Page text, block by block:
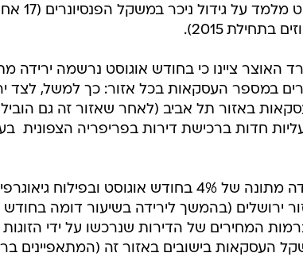
ניתוח מאפייני המשקיעים באזור בחודש
האוצר ציינו כי בחודש אוגוסט נרשמה ירידה
ניכרים במספר העסקאות בכל אזור: כך למשל, לצד
אחוזים במספר העסקאות באזור תל אביב (לאחר שאזור זה גם
חדות ברכישת דירות בפריפריה הצפונית 
בפילוח של רכישות דירה ראשונה נרשמה ירידה מתונה של 4% בחודש אוגוסט ובפילוח גיאוגרפי
אלו באזור ירושלים (בהמשך לירידה בשיעור דומה בחודש
נרשמה ירידה משמעותית (כ-10%) ברמות המחירים של הדירות שנרכשו על ידי הזוגות
העסקאות בישובים באזור זה (המתאפיינים